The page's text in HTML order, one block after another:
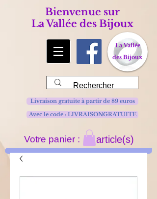
Bienvenue sur
La Vallée des Bijoux
La Vallée
des Bijoux
Avec le code : LIVRAISONGRATUITE
Livraison gratuite à partir de 89 euros
Votre panier : article(s)